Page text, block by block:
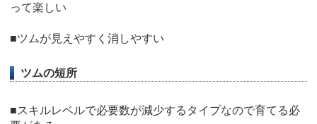
って楽しい
■ツムが見えやすく消しやすい
ツムの短所
■スキルレベルで必要数が減少するタイプなので育てる必